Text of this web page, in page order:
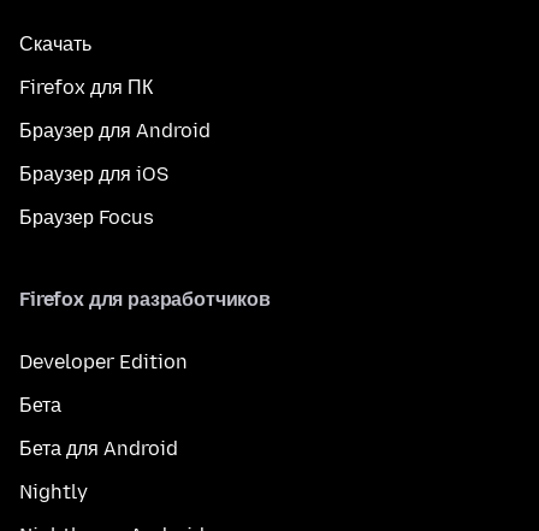
Скачать
Firefox для ПК
Браузер для Android
Браузер для iOS
Браузер Focus
Firefox для разработчиков
Developer Edition
Бета
Бета для Android
Nightly